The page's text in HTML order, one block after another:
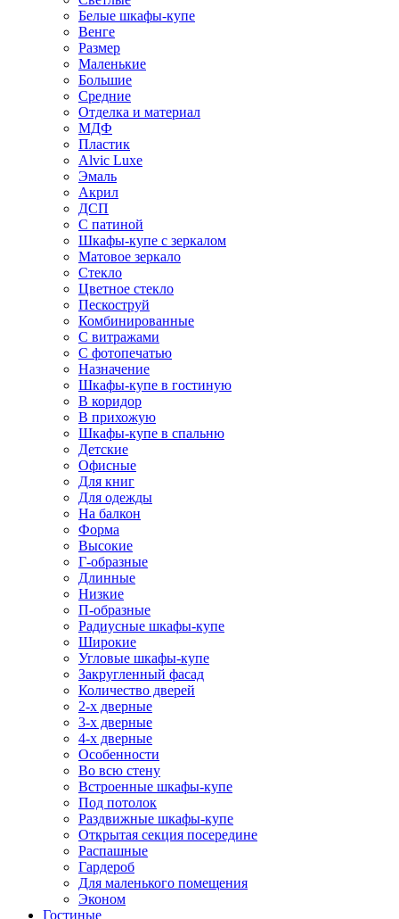
Белые шкафы-купе
Венге
Размер
Маленькие
Большие
Средние
Отделка и материал
МДФ
Пластик
Alvic Luxe
Эмаль
Акрил
ДСП
С патиной
Шкафы-купе с зеркалом
Матовое зеркало
Стекло
Цветное стекло
Пескоструй
Комбинированные
С витражами
С фотопечатью
Назначение
Шкафы-купе в гостиную
В коридор
В прихожую
Шкафы-купе в спальню
Детские
Офисные
Для книг
Для одежды
На балкон
Форма
Высокие
Г-образные
Длинные
Низкие
П-образные
Радиусные шкафы-купе
Широкие
Угловые шкафы-купе
Закругленный фасад
Количество дверей
2-х дверные
3-х дверные
4-х дверные
Особенности
Во всю стену
Встроенные шкафы-купе
Под потолок
Раздвижные шкафы-купе
Открытая секция посередине
Распашные
Гардероб
Для маленького помещения
Эконом
Гостиные